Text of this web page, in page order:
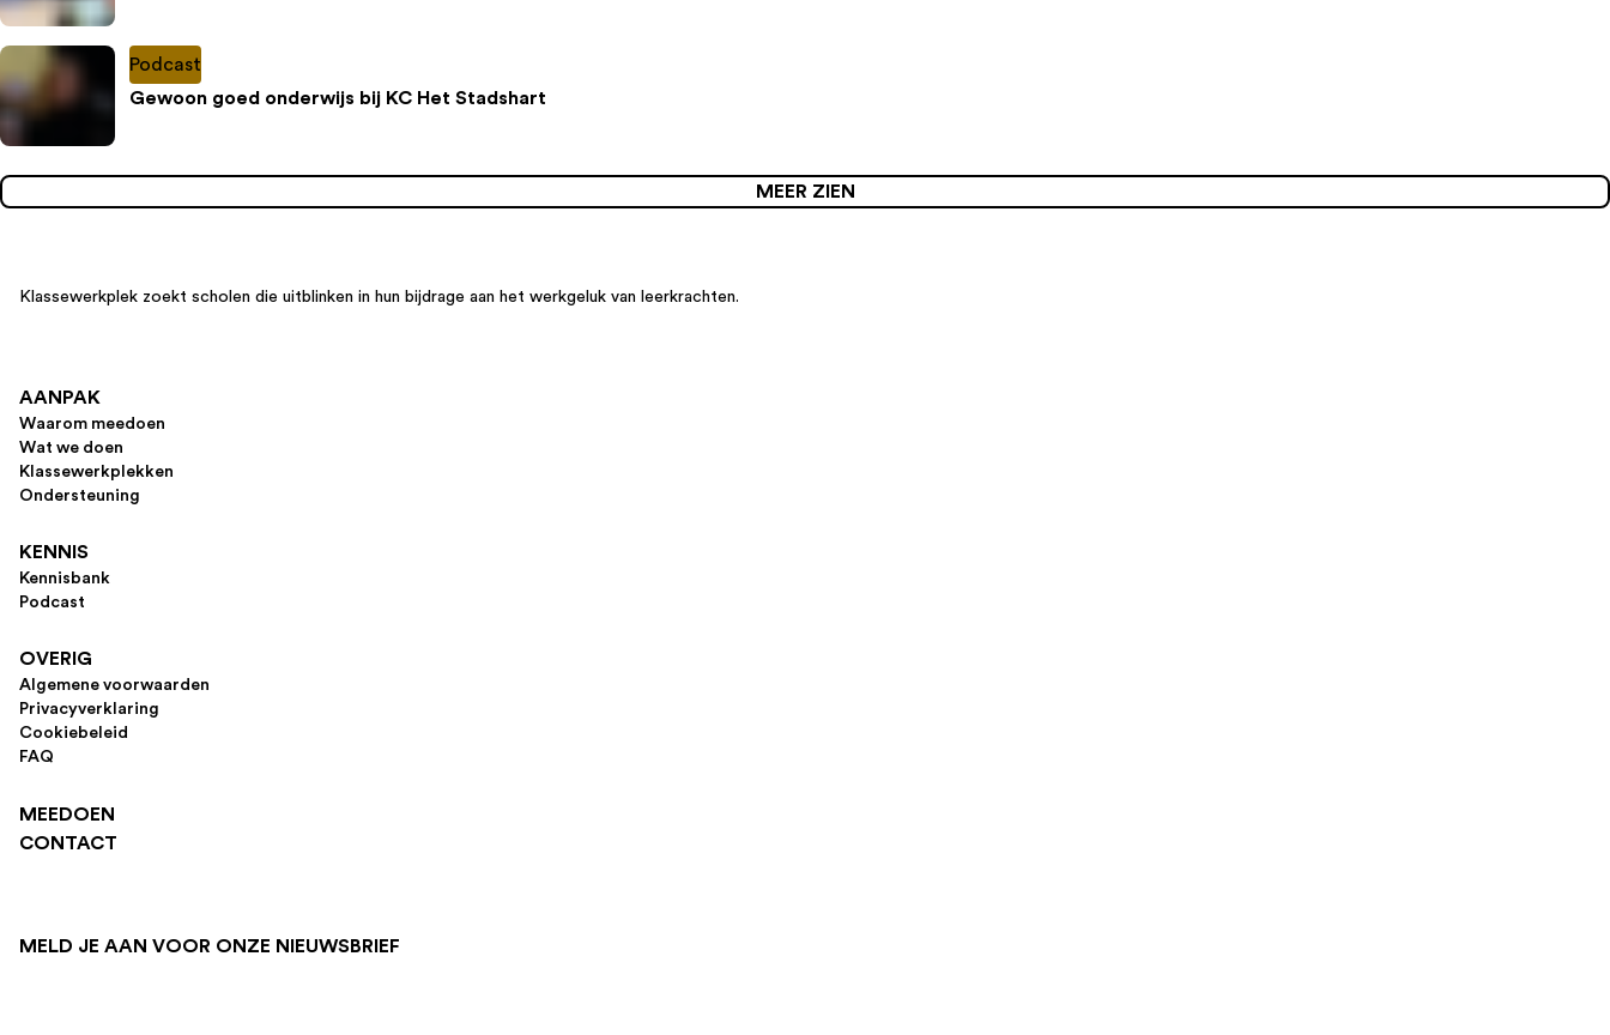
Podcast
Gewoon goed onderwijs bij KC Het Stadshart
MEER ZIEN
Klassewerkplek zoekt scholen die uitblinken in hun bijdrage aan het werkgeluk van leerkrachten.
AANPAK
Waarom meedoen
Wat we doen
Klassewerkplekken
Ondersteuning
KENNIS
Kennisbank
Podcast
OVERIG
Algemene voorwaarden
Privacyverklaring
Cookiebeleid
FAQ
MEEDOEN
CONTACT
MELD JE AAN VOOR ONZE NIEUWSBRIEF